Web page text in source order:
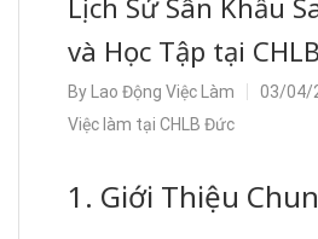
và Học Tập tại
By Lao Động Việc Làm
03/04/
Việc làm tại CHLB Đức
1. Giới Thiệu